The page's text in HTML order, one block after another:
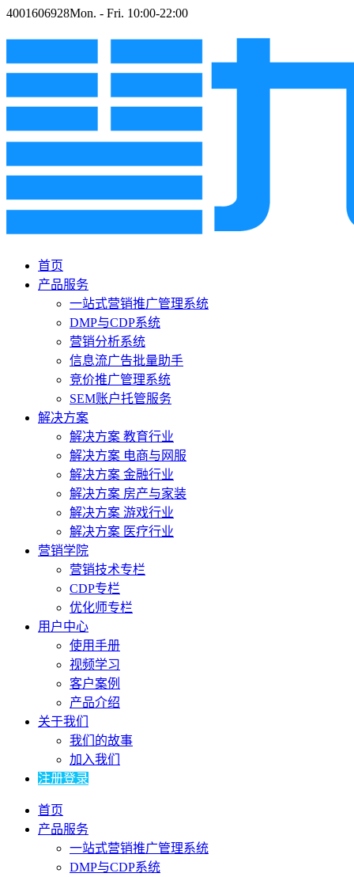
4001606928Mon. - Fri. 10:00-22:00
首页
产品服务
一站式营销推广管理系统
DMP与CDP系统
营销分析系统
信息流广告批量助手
竞价推广管理系统
SEM账户托管服务
解决方案
解决方案 教育行业
解决方案 电商与网服
解决方案 金融行业
解决方案 房产与家装
解决方案 游戏行业
解决方案 医疗行业
营销学院
营销技术专栏
CDP专栏
优化师专栏
用户中心
使用手册
视频学习
客户案例
产品介绍
关于我们
我们的故事
加入我们
注册登录
首页
产品服务
一站式营销推广管理系统
DMP与CDP系统